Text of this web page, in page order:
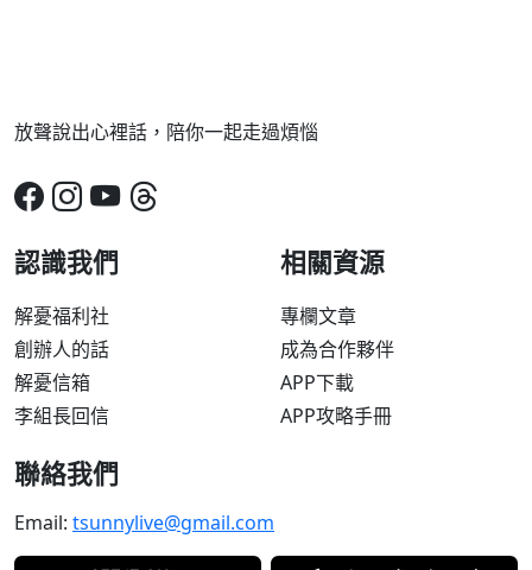
放聲說出心裡話，陪你一起走過煩惱
認識我們
解憂福利社
創辦人的話
解憂信箱
李組長回信
相關資源
專欄文章
成為合作夥伴
APP下載
APP攻略手冊
聯絡我們
Email: tsunnylive@gmail.com